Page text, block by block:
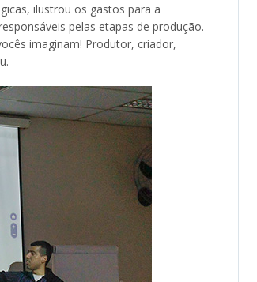
ilustrou os gastos para a
pelas etapas de produção.
imaginam! Produtor, criador,